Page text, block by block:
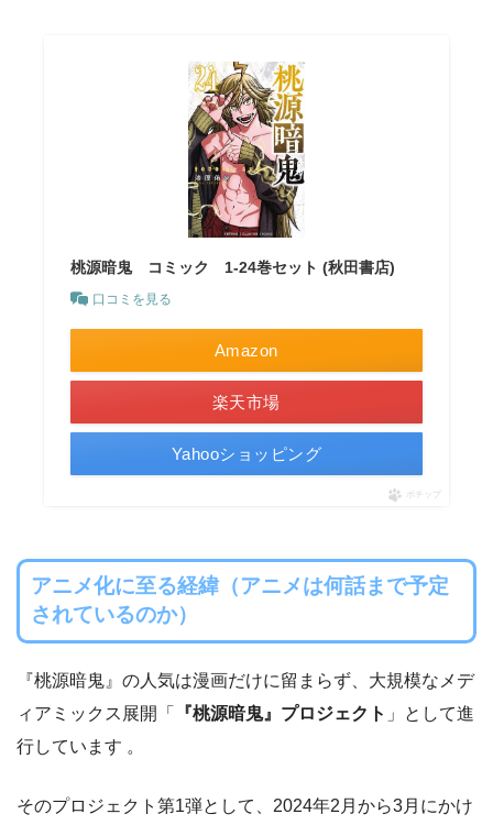
桃源暗鬼 コミック 1-24巻セット (秋田書店)
口コミを見る
Amazon
楽天市場
Yahooショッピング
ポチップ
アニメ化に至る経緯（アニメは何話まで予定
されているのか）
『桃源暗鬼』の人気は漫画だけに留まらず、大規模なメデ
ィアミックス展開「
『桃源暗鬼』プロジェクト 」として進
行しています 。
そのプロジェクト第1弾として、2024年2月から3月にかけ